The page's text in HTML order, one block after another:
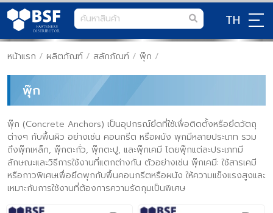
TH
หน้าแรก / ผลิตภัณฑ์ / สลักภัณฑ์ / พุ๊ก /
พุ๊ก
พุ๊ก (Concrete Anchors) เป็นอุปกรณ์ยึดที่ใช้เพื่อติดตั้งหรือยึดวัตถุ
ต่างๆ กับพื้นผิว อย่างเช่น คอนกรีต หรือผนัง พุกมีหลายประเภท รวม
ถึงพุ๊กเหล็ก, พุ๊กตะกั่ว, พุ๊กตะปู, และพุ๊กเคมี โดยพุ๊กแต่ละประเภทมี
ลักษณะและวิธีการใช้งานที่แตกต่างกัน ตัวอย่างเช่น พุ๊กเคมี: ใช้สารเคมี
หรือกาวพิเศษเพื่อยึดพุกกับพื้นคอนกรีตหรือผนัง ให้ความแข็งแรงสูงและ
เหมาะกับการใช้งานที่ต้องการความรัดกุมเป็นพิเศษ